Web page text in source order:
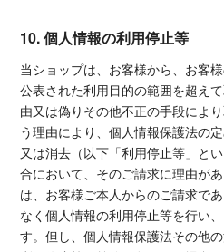
10. 個人情報の利用停止等
当ショップは、お客様から、お客
公表された利用目的の範囲を超え
由又は偽りその他不正の手段によ
う理由により、個人情報保護法の
又は消去（以下「利用停止等」と
合において、そのご請求に理由が
は、お客様ご本人からのご請求で
なく個人情報の利用停止等を行い
す。但し、個人情報保護法その他